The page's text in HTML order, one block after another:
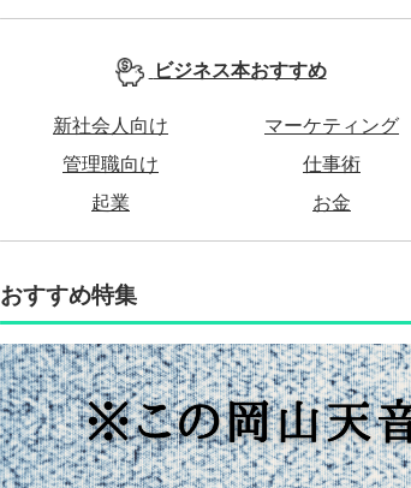
ビジネス本おすすめ
新社会人向け
マーケティング
管理職向け
仕事術
起業
お金
おすすめ特集